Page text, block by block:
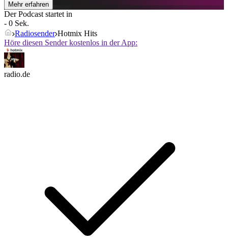
Mehr erfahren
Der Podcast startet in
- 0 Sek.
Radiosender Hotmix Hits
Höre diesen Sender kostenlos in der App:
radio.de